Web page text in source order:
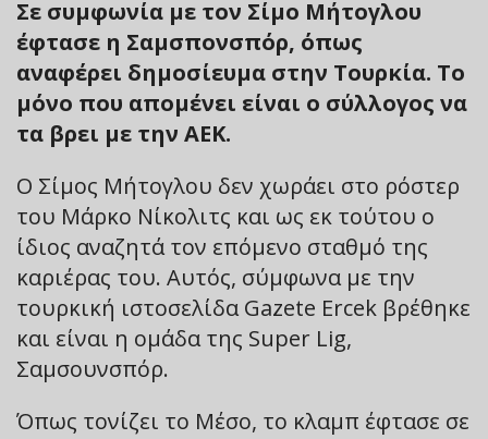
Σε συμφωνία με τον Σίμο Μήτογλου
έφτασε η Σαμσπονσπόρ, όπως
αναφέρει δημοσίευμα στην Τουρκία. Το
μόνο που απομένει είναι ο σύλλογος να
τα βρει με την ΑΕΚ.
Ο Σίμος Μήτογλου δεν χωράει στο ρόστερ
του Μάρκο Νίκολιτς και ως εκ τούτου ο
ίδιος αναζητά τον επόμενο σταθμό της
καριέρας του. Αυτός, σύμφωνα με την
τουρκική ιστοσελίδα Gazete Ercek βρέθηκε
και είναι η ομάδα της Super Lig,
Σαμσουνσπόρ.
Όπως τονίζει το Μέσο, το κλαμπ έφτασε σε